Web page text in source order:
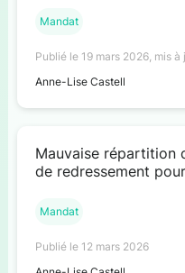
Mandat
Publié le 19 mars 2026, mis
Anne-Lise Castell
Mauvaise répartition
de redressement
Mandat
Publié le 12 mars 2026